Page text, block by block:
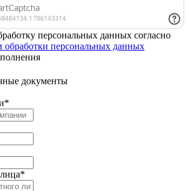
персональных данных согласно
обработки персональных данных
документы